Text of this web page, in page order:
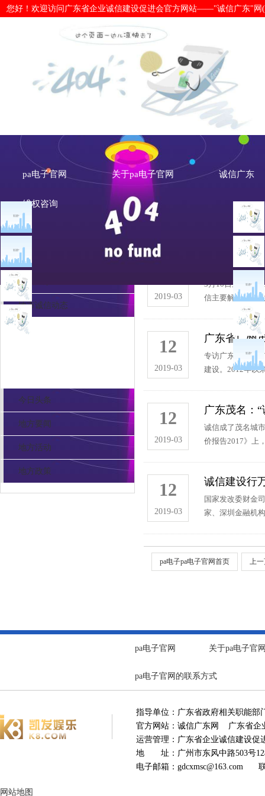
您好！欢迎访问广东省企业诚信建设促进会官方网站——"诚信广东"网
诚信广东-pa电子官网
pa电子官网 关于pa电子官网 诚信广东
维权咨询
诚信广东
地市诚信动态
今日头条
地方要闻
地方活动
地方政策
诚信广东
2019-03
我国征信体
3月10日上午10
信主要解决的是
12
2019-03
广东省广州
专访广东省广州
建设。2012年以
12
2019-03
广东茂名：
诚信成了茂名城
价报告2017》上
12
2019-03
诚信建设行
国家发改委财金
家、深圳金融机
pa电子pa电子官网首页 上
pa电子官网 关于pa电子官
pa电子官网的联系方式
指导单位：广东省政府相关职能
官方网站：诚信广东网 广东省企
运营管理：广东省企业诚信建设
地 址：广州市东风中路503号
电子邮箱： gdcxmsc@163.com 联
网站地图